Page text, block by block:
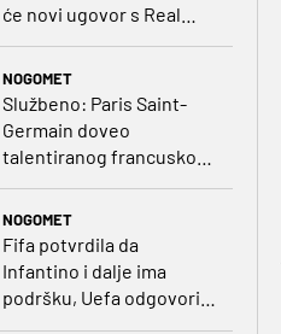
će novi ugovor s Real
Madridom
NOGOMET
Službeno: Paris Saint-
Germain doveo
talentiranog francuskog
NOGOMET
Fifa potvrdila da
Infantino i dalje ima
podršku, Uefa odgovorila